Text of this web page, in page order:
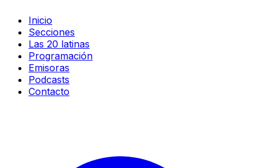
Inicio
Secciones
Las 20 latinas
Programación
Emisoras
Podcasts
Contacto